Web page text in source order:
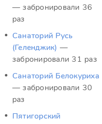
— забронировали 36
раз
Санаторий Русь
(Геленджик) —
забронировали 31 раз
Санаторий Белокуриха
— забронировали 30
раз
Пятигорский